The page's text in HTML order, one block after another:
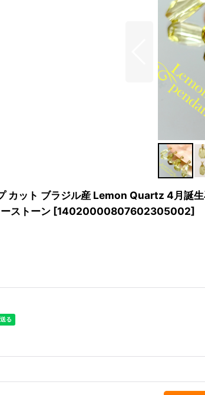
カット ブラジル産 Lemon Quartz 4月誕
ストーン [14020000807602305002]